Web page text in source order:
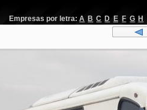
Empresas por letra: A B C D E F G H